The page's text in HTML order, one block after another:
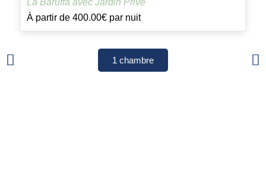
À partir de 400.00€ par nuit
1 chambre